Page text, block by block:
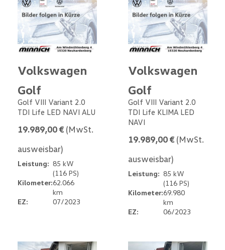
Volkswagen
Golf
Golf VIII Variant 2.0
TDI Life LED NAVI ALU
19.989,00 € (MwSt.
ausweisbar)
Leistung: 85 kW
(116 PS)
Kilometer:62.066
km
EZ:
07/2023
Volkswagen
Golf
Golf VIII Variant 2.0
TDI Life KLIMA LED
NAVI
19.989,00 € (MwSt.
ausweisbar)
Leistung: 85 kW
(116 PS)
Kilometer:69.980
km
EZ:
06/2023